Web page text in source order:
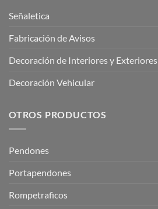
Señaletica
Fabricación de Avisos
Decoración de Interiores y Exteriores
Decoración Vehicular
OTROS PRODUCTOS
Pendones
Portapendones
Rompetraficos